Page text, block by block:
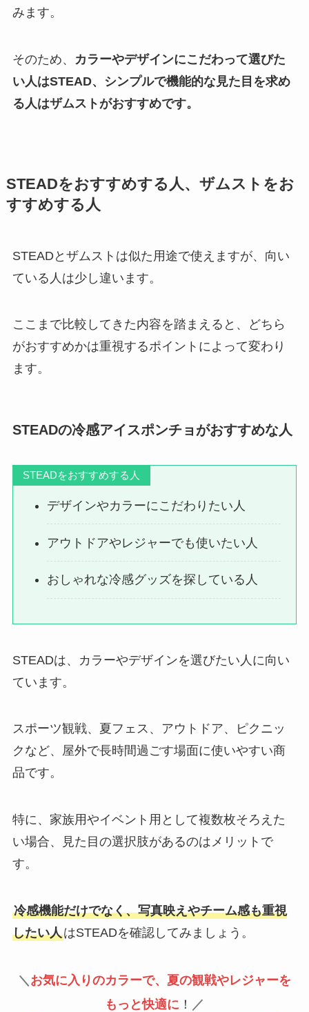
みます。
そのため、
カラーやデザインにこだわって選びた
い人はSTEAD、シンプルで機能的な見た目を求め
る人はザムストがおすすめです。
STEADをおすすめする人、ザムストをお
すすめする人
STEADとザムストは似た用途で使えますが、向い
ている人は少し違います。
ここまで比較してきた内容を踏まえると、どちら
がおすすめかは重視するポイントによって変わり
ます。
STEADの冷感アイスポンチョがおすすめな人
STEADをおすすめする人
デザインやカラーにこだわりたい人
アウトドアやレジャーでも使いたい人
おしゃれな冷感グッズを探している人
STEADは、カラーやデザインを選びたい人に向い
ています。
スポーツ観戦、夏フェス、アウトドア、ピクニッ
クなど、屋外で長時間過ごす場面に使いやすい商
品です。
特に、家族用やイベント用として複数枚そろえた
い場合、見た目の選択肢があるのはメリットで
す。
冷感機能だけでなく、写真映えやチーム感も重視
したい人はSTEADを確認してみましょう。
＼ お気に入りのカラーで、夏の観戦やレジャーを
もっと快適に ！ ／